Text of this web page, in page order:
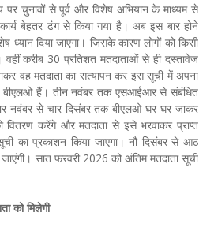
चुनावों से पूर्व और विशेष अभियान के माध्यम से
बेहतर ढंग से किया गया है। अब इस बार होने
दिया जाएगा। जिसके कारण लोगों को किसी
वहीं करीब 30 प्रतिशत मतदाताओं से ही दस्तावेज
वह मतदाता का सत्यापन कर इस सूची में अपना
बीएलओ हैं। तीन नवंबर तक एसआईआर से संबंधित
नवंबर से चार दिसंबर तक बीएलओ घर-घर जाकर
वितरण करेंगे और मतदाता से इसे भरवाकर प्राप्त
का प्रकाशन किया जाएगा। नौ दिसंबर से आठ
सात फरवरी 2026 को अंतिम मतदाता सूची
को मिलेगी